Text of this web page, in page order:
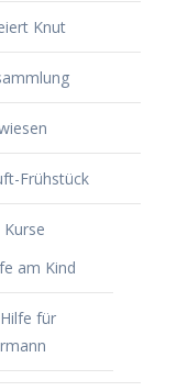
Knut
Frühstück
am Kind
für